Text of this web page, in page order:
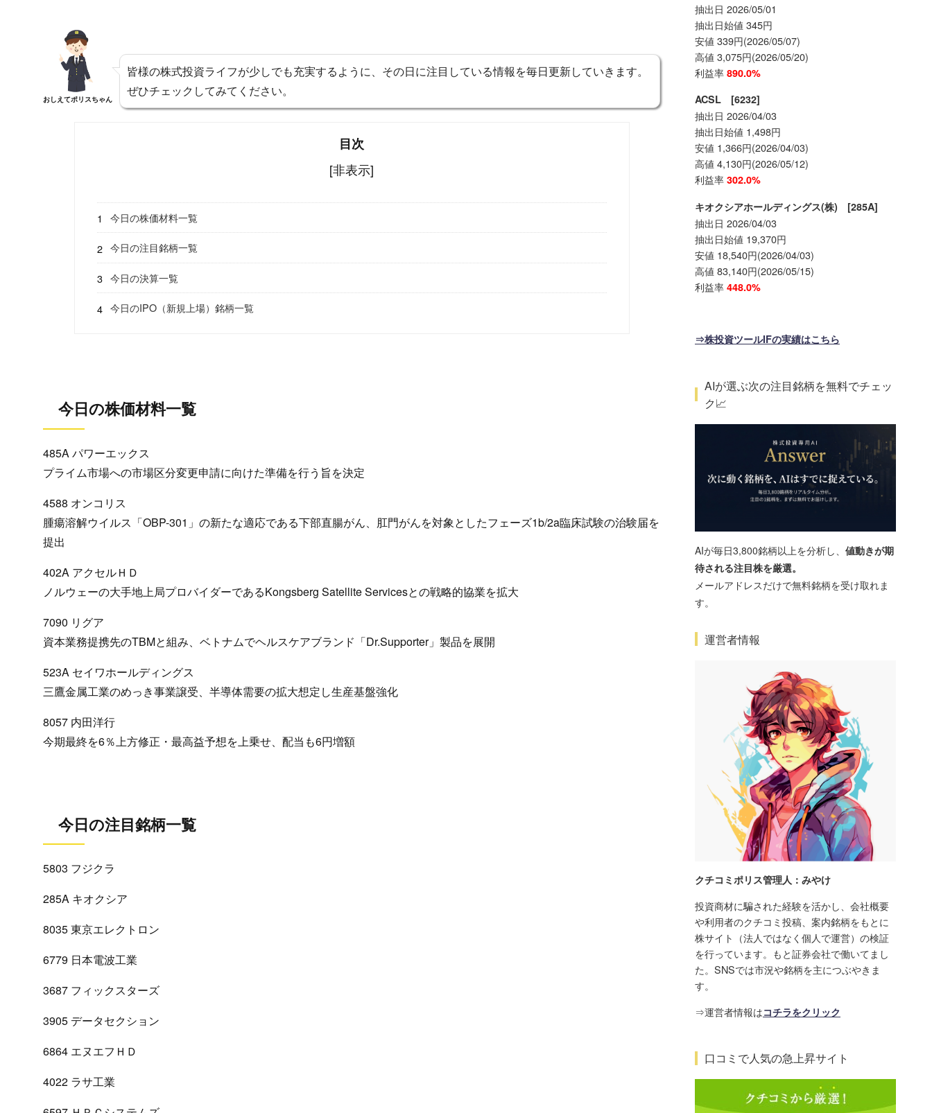
おしえてポリスちゃん
皆様の株式投資ライフが少しでも充実するように、その日に注目している情報を毎日更新していきます。
ぜひチェックしてみてください。
目次
[非表示]
今日の株価材料一覧
今日の注目銘柄一覧
今日の決算一覧
今日のIPO（新規上場）銘柄一覧
今日の株価材料一覧
485A パワーエックス
プライム市場への市場区分変更申請に向けた準備を行う旨を決定
4588 オンコリス
腫瘍溶解ウイルス「OBP-301」の新たな適応である下部直腸がん、肛門がんを対象としたフェーズ1b/2a臨床試験の治験届を
提出
402A アクセルＨＤ
ノルウェーの大手地上局プロバイダーであるKongsberg Satellite Servicesとの戦略的協業を拡大
7090 リグア
資本業務提携先のTBMと組み、ベトナムでヘルスケアブランド「Dr.Supporter」製品を展開
523A セイワホールディングス
三鷹金属工業のめっき事業譲受、半導体需要の拡大想定し生産基盤強化
8057 内田洋行
今期最終を6％上方修正・最高益予想を上乗せ、配当も6円増額
今日の注目銘柄一覧
5803 フジクラ
285A キオクシア
8035 東京エレクトロン
6779 日本電波工業
3687 フィックスターズ
3905 データセクション
6864 エヌエフＨＤ
4022 ラサ工業
抽出日 2026/05/01
抽出日始値 345円
安値 339円(2026/05/07)
高値 3,075円(2026/05/20)
利益率 890.0%
ACSL [6232]
抽出日 2026/04/03
抽出日始値 1,498円
安値 1,366円(2026/04/03)
高値 4,130円(2026/05/12)
利益率 302.0%
キオクシアホールディングス(株) [285A]
抽出日 2026/04/03
抽出日始値 19,370円
安値 18,540円(2026/04/03)
高値 83,140円(2026/05/15)
利益率 448.0%
⇒株投資ツールIFの実績はこちら
AIが選ぶ次の注目銘柄を無料でチェッ
ク📈
AIが毎日3,800銘柄以上を分析し、 値動きが期
待される注目株を厳選。
メールアドレスだけで無料銘柄を受け取れま
す。
運営者情報
クチコミポリス管理人：みやけ
投資商材に騙された経験を活かし、会社概要
や利用者のクチコミ投稿、案内銘柄をもとに
株サイト（法人ではなく個人で運営）の検証
を行っています。もと証券会社で働いてまし
た。SNSでは市況や銘柄を主につぶやきま
す。
⇒運営者情報はコチラをクリック
口コミで人気の急上昇サイト